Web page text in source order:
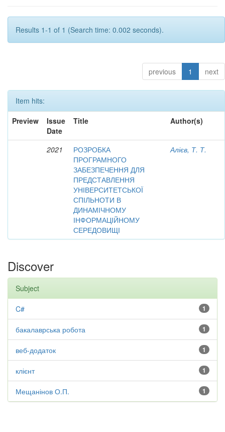
Results 1-1 of 1 (Search time: 0.002 seconds).
previous 1 next
Item hits:
Preview
Issue
Date
Title Author(s)
2021
РОЗРОБКА
ПРОГРАМНОГО
ЗАБЕЗПЕЧЕННЯ ДЛЯ
ПРЕДСТАВЛЕННЯ
УНІВЕРСИТЕТСЬКОЇ
СПІЛЬНОТИ В
ДИНАМІЧНОМУ
ІНФОРМАЦІЙНОМУ
СЕРЕДОВИЩІ
Алієв, Т. Т.
Discover
Subject
1
C#
1
бакалаврська робота
1
веб-додаток
1
клієнт
1
Мещанінов О.П.